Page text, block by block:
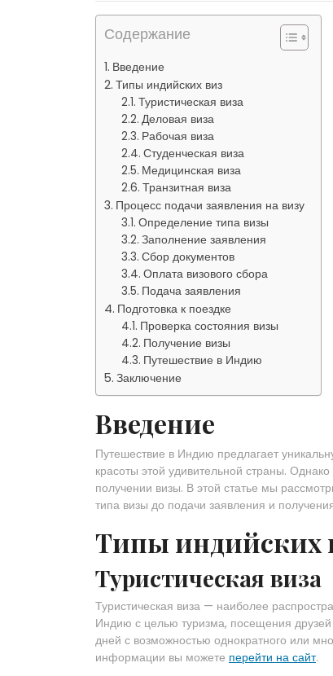
Содержание
Введение
Типы индийских виз
Туристическая виза
Деловая виза
Рабочая виза
Студенческая виза
Медицинская виза
Транзитная виза
Процесс подачи заявления на визу
Определение типа визы
Заполнение заявления
Сбор документов
Оплата визового сбора
Подача заявления
Подготовка к поездке
Проверка состояния визы
Получение визы
Путешествие в Индию
Заключение
Введение
Путешествие в Индию предлагает
красоты этой удивительной страны.
получении визы. В этой статье мы
типа визы до подачи заявления и
Типы индийских
Туристическая виза
Туристическая виза — наиболее
Индию с целью туризма, посещения друзей
дней с возможностью однократного или
информации вы можете перейти на сайт.